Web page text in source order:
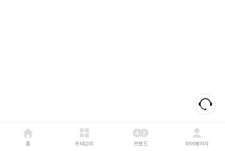
홈 카테고리 브랜드 마이페이지